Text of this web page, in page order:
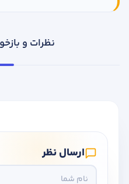
نظرات و
ارسال نظر